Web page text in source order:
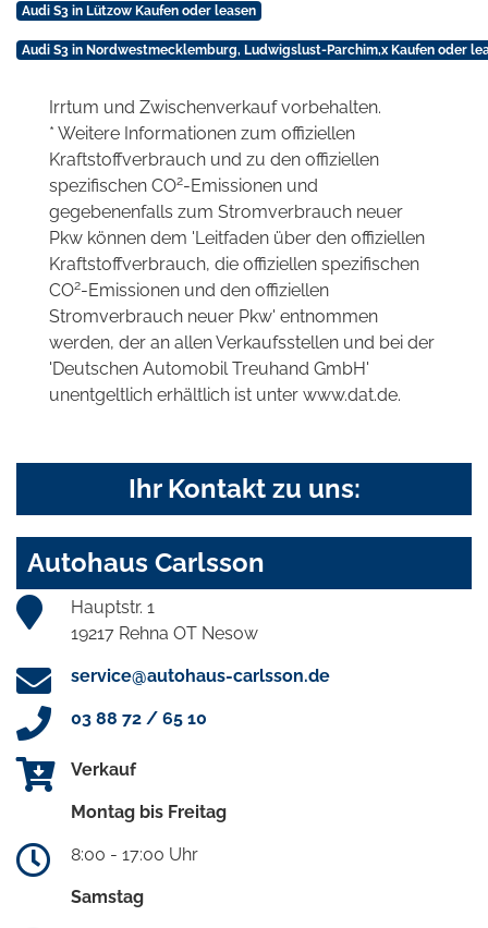
Audi S3 in Lützow Kaufen oder leasen
Audi S3 in Nordwestmecklemburg, Ludwigslust-Parchim,x Kaufen oder
Irrtum und Zwischenverkauf vorbehalten.
* Weitere Informationen zum offiziellen
Kraftstoffverbrauch und zu den offiziellen
spezifischen CO2-Emissionen und
gegebenenfalls zum Stromverbrauch neuer
Pkw können dem 'Leitfaden über den offiziellen
Kraftstoffverbrauch, die offiziellen spezifischen
CO2-Emissionen und den offiziellen
Stromverbrauch neuer Pkw' entnommen
werden, der an allen Verkaufsstellen und bei der
'Deutschen Automobil Treuhand GmbH'
unentgeltlich erhältlich ist unter www.dat.de.
Ihr Kontakt zu uns:
Autohaus Carlsson
Hauptstr. 1
19217 Rehna OT Nesow
service@autohaus-carlsson.de
03 88 72 / 65 10
Verkauf
Montag bis Freitag
8:00 - 17:00 Uhr
Samstag